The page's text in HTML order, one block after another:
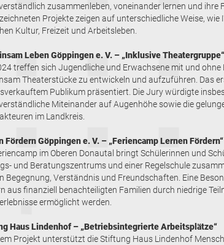
zusammenleben, voneinander lernen und ihre
Projekte zeigen auf unterschiedliche Weise, wie
Kultur, Freizeit und Arbeitsleben.
Leben Göppingen e. V. – „Inklusive Theatergruppe“
treffen sich Jugendliche und Erwachsene mit und
Theaterstücke zu entwickeln und aufzuführen. Das
Publikum präsentiert. Die Jury würdigte
Miteinander auf Augenhöhe sowie die
im Landkreis.
Fördern Göppingen e. V. – „Feriencamp Lernen Fördern“
im Oberen Donautal bringt Schülerinnen und
und Beratungszentrums und einer Regelschule
Begegnung, Verständnis und Freundschaften. Eine
aus finanziell benachteiligten Familien durch niedrige
ermöglicht werden.
Haus Lindenhof – „Betriebsintegrierte Arbeitsplätze“
Projekt unterstützt die Stiftung Haus Lindenhof